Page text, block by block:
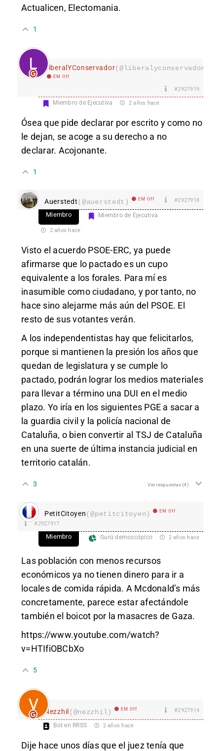
Actualicen, Electomania.
1
LiberalYConservador
EM Off
#2927919
Miembro de Ejecutiva 2 años hace
Ósea que pide declarar por escrito y como no
le dejan, se acoge a su derecho a no
declarar. Acojonante.
1
Auerstedt(@auerstedt) EM Off #2927918
Miembro Miembro de Ejecutiva
2 años hace
Visto el acuerdo PSOE-ERC, ya puede
afirmarse que lo pactado es un cupo
equivalente a los forales. Para mí es
inasumible como ciudadano, y por tanto, no
hace sino alejarme más aún del PSOE. El
resto de sus votantes verán.
A los independentistas hay que felicitarlos,
porque si mantienen la presión los años que
quedan de legislatura y se cumple lo
pactado, podrán lograr los medios materiales
para llevar a término una DUI en el medio
plazo. Yo iría en los siguientes PGE a sacar a
la guardia civil y la policía nacional de
Cataluña, o bien convertir al TSJ de Cataluña
en una suerte de última instancia judicial en
territorio catalán.
3 Ver respuestas(4)
PetitCitoyen(@petitcitoyen) EM Off
#2927917
Miembro Gurú demoscópico 2 años hace
Las población con menos recursos
económicos ya no tienen dinero para ir a
locales de comida rápida. A Mcdonald’s más
concretamente, parece estar afectándole
también el boicot por la masacres de Gaza.
https://www.youtube.com/watch?
v=HTIfiOBCbXo
5
Nezzhil(@nezzhil) EM Off #2927914
Bot en RRSS 2 años hace
Dije hace unos días que el juez tenía que